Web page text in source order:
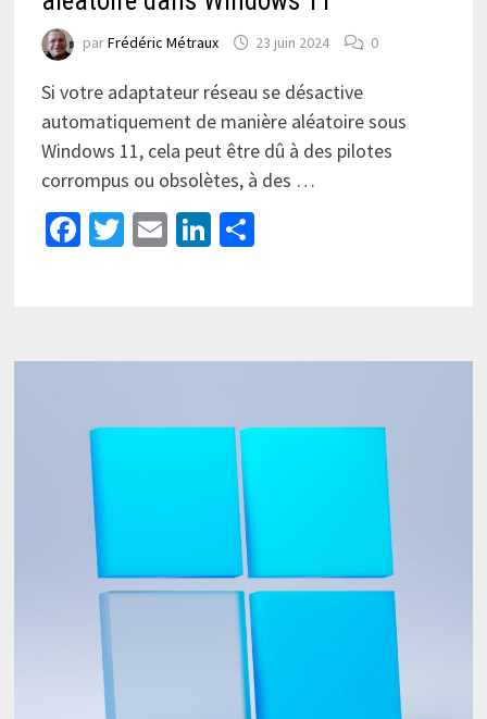
parFrédéric Métraux 23 juin 2024 0
Si votre adaptateur réseau se désactive
automatiquement de manière aléatoire sous
Windows 11, cela peut être dû à des pilotes
corrompus ou obsolètes, à des …
Facebook
Twitter
EmailLinkedIn
Partager